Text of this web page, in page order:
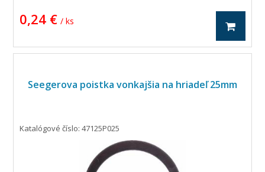
0,24 € / ks
Seegerova poistka vonkajšia na hriadeľ 25mm
Katalógové číslo: 47125P025